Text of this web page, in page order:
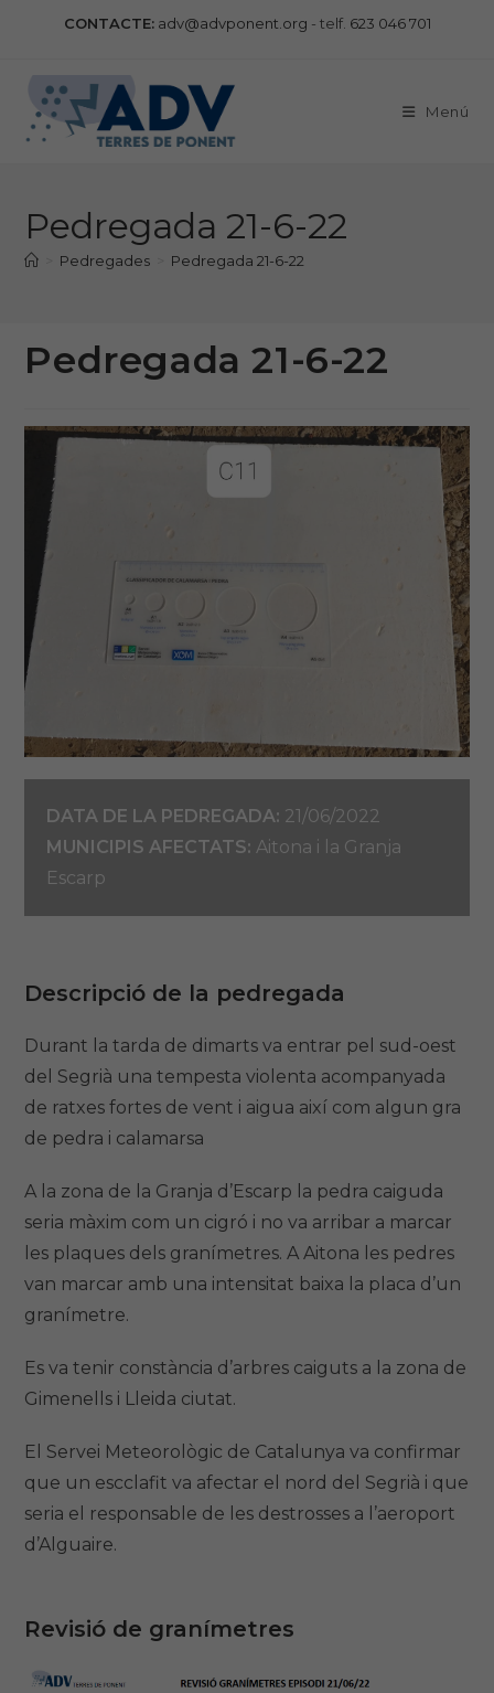
CONTACTE:adv@advponent.org - telf. 623 046 701
Menú
Pedregada 21-6-22
Pedregades Pedregada 21-6-22
Pedregada 21-6-22
DATA DE LA PEDREGADA: 21/06/2022
MUNICIPIS AFECTATS: Aitona i la Granja
Escarp
Descripció de la pedregada
Durant la tarda de dimarts va entrar pel sud-oest
del Segrià una tempesta violenta acompanyada
de ratxes fortes de vent i aigua així com algun gra
de pedra i calamarsa
A la zona de la Granja d’Escarp la pedra caiguda
seria màxim com un cigró i no va arribar a marcar
les plaques dels granímetres. A Aitona les pedres
van marcar amb una intensitat baixa la placa d’un
granímetre.
Es va tenir constància d’arbres caiguts a la zona de
Gimenells i Lleida ciutat.
El Servei Meteorològic de Catalunya va confirmar
que un escclafit va afectar el nord del Segrià i que
seria el responsable de les destrosses a l’aeroport
d’Alguaire.
Revisió de granímetres